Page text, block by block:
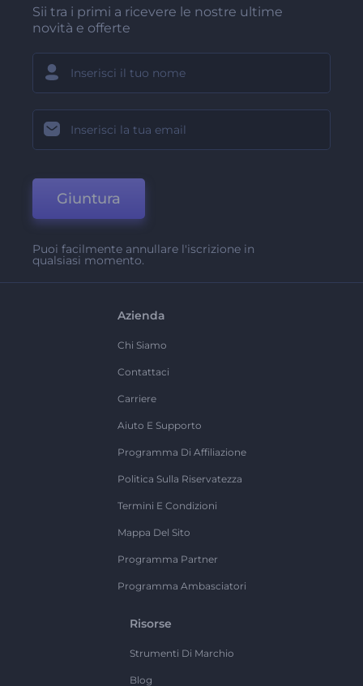
Sii tra i primi a ricevere le nostre ultime
novità e offerte
Giuntura
Puoi facilmente annullare l'iscrizione in
qualsiasi momento.
Azienda
Chi Siamo
Contattaci
Carriere
Aiuto E Supporto
Programma Di Affiliazione
Politica Sulla Riservatezza
Termini E Condizioni
Mappa Del Sito
Programma Partner
Programma Ambasciatori
Risorse
Strumenti Di Marchio
Blog